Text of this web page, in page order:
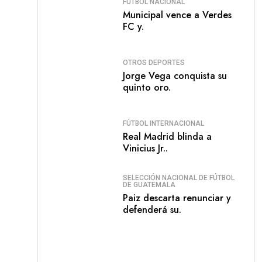
Municipal vence a Verdes
FC y.
OTROS DEPORTES
Jorge Vega conquista su
quinto oro.
FÚTBOL INTERNACIONAL
Real Madrid blinda a
Vinicius Jr..
SELECCIÓN NACIONAL DE FÚTBOL
DE GUATEMALA
Paiz descarta renunciar y
defenderá su.